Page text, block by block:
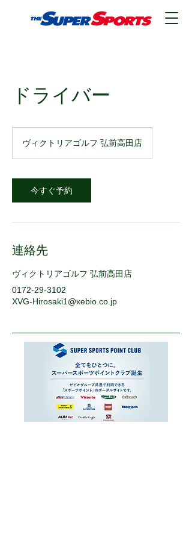
ドライバー
ヴィクトリアゴルフ 弘前高田店
今すぐ予約
連絡先
ヴィクトリアゴルフ 弘前高田店
0172-29-3102
XVG-Hirosaki1@xebio.co.jp